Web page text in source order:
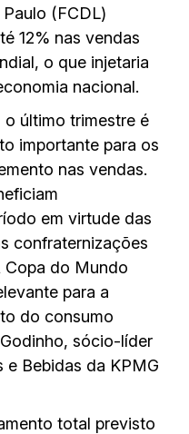
(FCDL)
12% nas vendas
o que injetaria
nacional.
o último trimestre é
importante para os
nas vendas.
em virtude das
confraternizações
Copa do Mundo
para a
do consumo
sócio-líder
Bebidas da KPMG
total previsto